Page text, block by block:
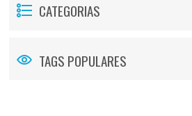
CATEGORIAS
TAGS POPULARES